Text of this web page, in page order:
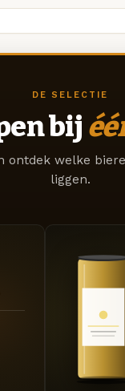
DE SELECTIE
bij
ontdek welke
liggen.